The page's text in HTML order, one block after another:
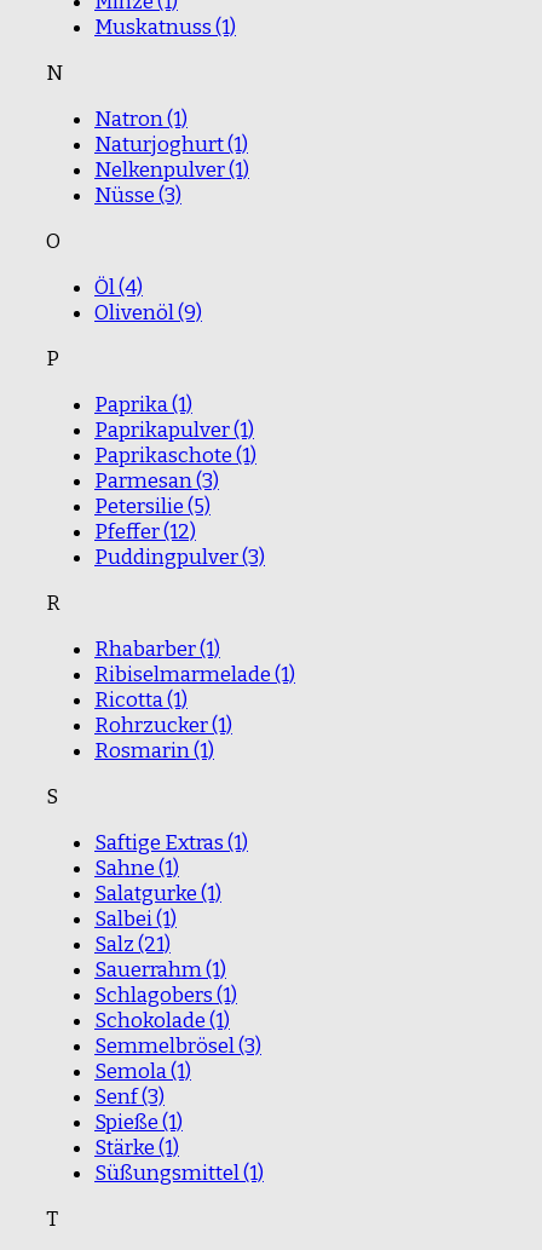
Muskatnuss(1)
N
Natron(1)
Naturjoghurt(1)
Nelkenpulver(1)
Nüsse(3)
O
Öl(4)
Olivenöl(9)
P
Paprika(1)
Paprikapulver(1)
Paprikaschote(1)
Parmesan(3)
Petersilie(5)
Pfeffer(12)
Puddingpulver(3)
R
Rhabarber(1)
Ribiselmarmelade(1)
Ricotta(1)
Rohrzucker(1)
Rosmarin(1)
S
Saftige Extras(1)
Sahne(1)
Salatgurke(1)
Salbei(1)
Salz(21)
Sauerrahm(1)
Schlagobers(1)
Schokolade(1)
Semmelbrösel(3)
Semola(1)
Senf(3)
Spieße(1)
Stärke(1)
Süßungsmittel(1)
T